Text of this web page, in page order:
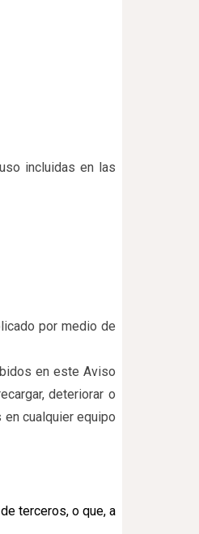
incluidas en las
por medio de
en este Aviso
deteriorar o
cualquier equipo
terceros, o que, a